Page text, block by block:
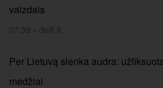
vaizdais
07:39 • delfi.lt
Per Lietuvą slenka audra:
medžiai